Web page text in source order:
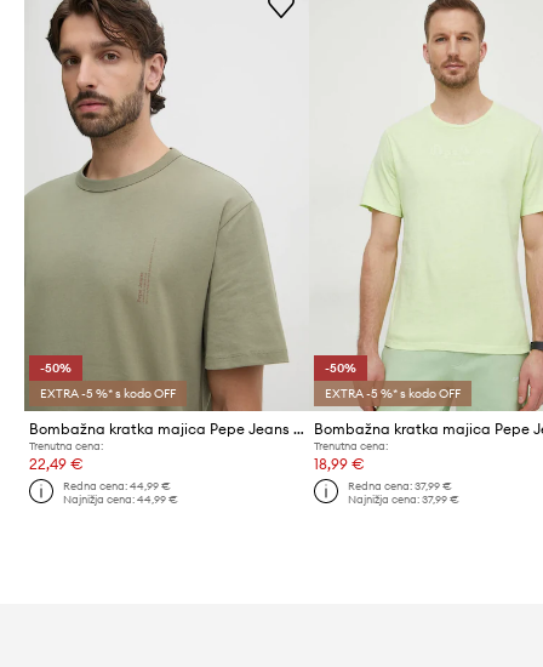
-50%
EXTRA -5 %* s kodo OFF
Bombažna kratka majica Pepe Jeans ASTONE
Trenutna cena:
22,49 €
Redna cena:44,99 €
Najnižja cena:44,99 €
-50%
EXTRA -5 %* s kodo OFF
Bombažna kratka majica Pepe
Trenutna cena:
18,99 €
Redna cena: 37,99 €
Najnižja cena: 37,99 €